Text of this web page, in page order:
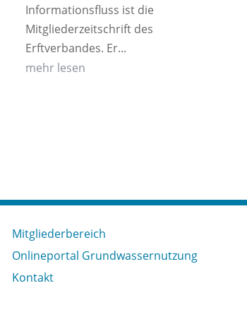
Informationsfluss ist die
Mitgliederzeitschrift des
Erftverbandes. Er...
mehr lesen
Mitgliederbereich
Onlineportal Grundwassernutzung
Kontakt